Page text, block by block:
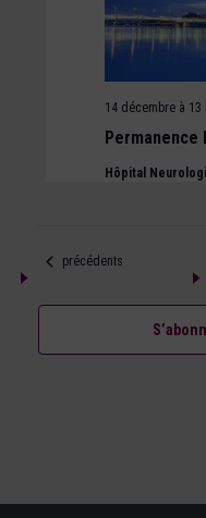
Permanence
14 décembre à 13
Hôpital
Évènements
précédents